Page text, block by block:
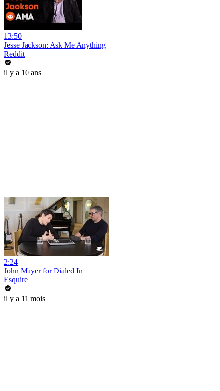
13:50
Jesse Jackson: Ask Me Anything
Reddit
il y a 10 ans
2:24
John Mayer for Dialed In
Esquire
il y a 11 mois